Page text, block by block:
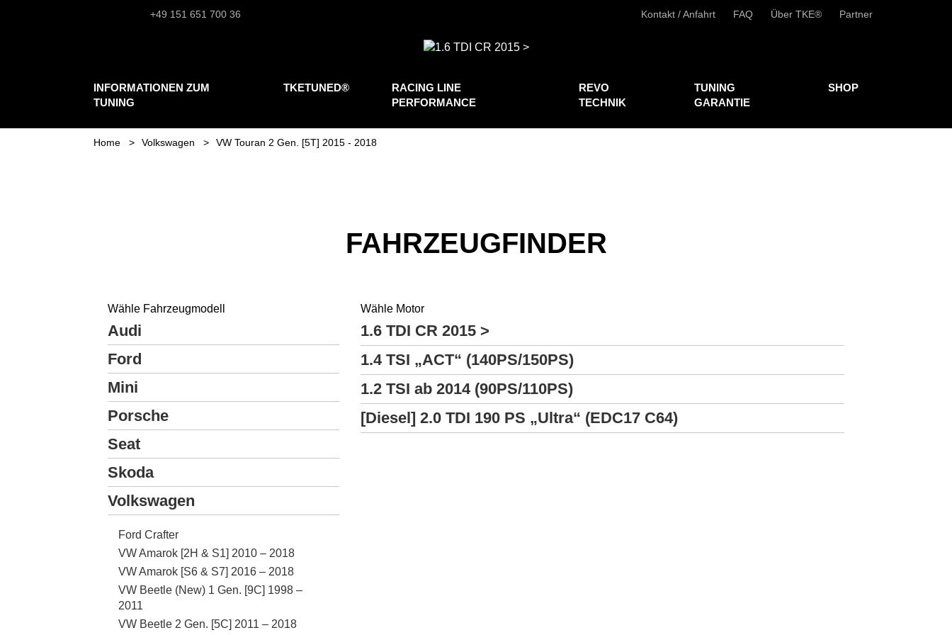
+49 151 651 700 36 Kontakt / Anfahrt FAQ Über TKE® Partner
INFORMATIONEN ZUM
TUNING
TKETUNED®
RACING LINE
PERFORMANCE
REVO
TECHNIK
TUNING
GARANTIE
SHOP
Home Volkswagen VW Touran 2 Gen. [5T] 2015 - 2018
FAHRZEUGFINDER
Wähle Fahrzeugmodell
Audi
Ford
Mini
Porsche
Seat
Skoda
Volkswagen
Ford Crafter
VW Amarok [2H & S1] 2010 – 2018
VW Amarok [S6 & S7] 2016 – 2018
VW Beetle (New) 1 Gen. [9C] 1998 –
2011
VW Beetle 2 Gen. [5C] 2011 – 2018
Wähle Motor
1.6 TDI CR 2015 >
1.4 TSI „ACT“ (140PS/150PS)
1.2 TSI ab 2014 (90PS/110PS)
[Diesel] 2.0 TDI 190 PS „Ultra“ (EDC17 C64)